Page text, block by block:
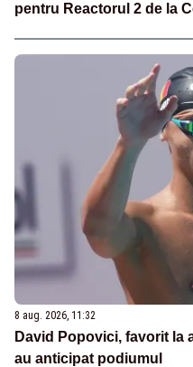
pentru Reactorul 2 de la
8 aug. 2026, 11:32
David Popovici, favorit la
au anticipat podiumul